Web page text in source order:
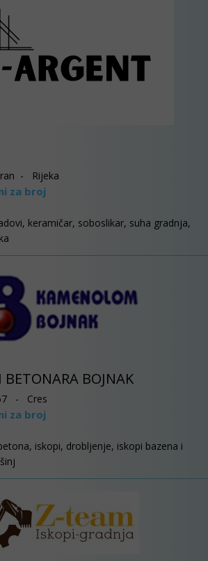
- Rijeka
za broj
keramičar, soboslikar, suha gradnja,
BOJNAK
- Cres
za broj
iskopi, drobljenje, iskopi bazena i